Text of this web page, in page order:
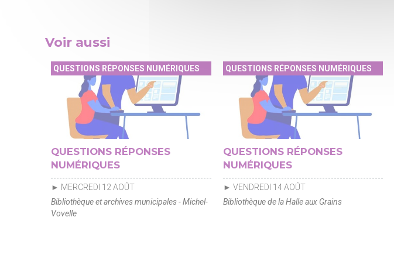
Voir aussi
QUESTIONS RÉPONSES NUMÉRIQUES
QUESTIONS RÉPONSES
NUMÉRIQUES
► MERCREDI 12 AOÛT
Bibliothèque et archives municipales - Michel-
Vovelle
QUESTIONS RÉPONSES NUMÉRIQUES
QUESTIONS RÉPONSES
NUMÉRIQUES
► VENDREDI 14 AOÛT
Bibliothèque de la Halle aux Grains